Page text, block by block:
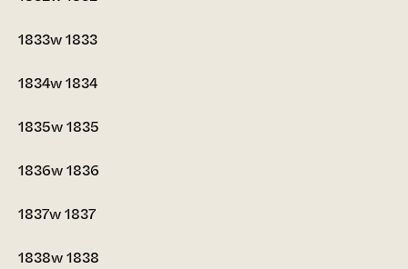
1833w1833
1834w1834
1835w1835
1836w1836
1837w1837
1838w1838